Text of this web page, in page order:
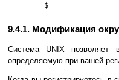
        $
9.4.1. Модификация
Система UNIX позволяет
определяемую при вашей